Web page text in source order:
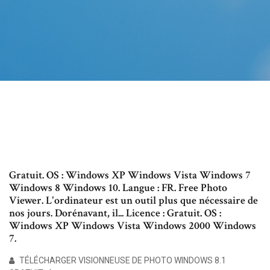
Gratuit. OS : Windows XP Windows Vista Windows 7
Windows 8 Windows 10. Langue : FR. Free Photo
Viewer. L'ordinateur est un outil plus que nécessaire de
nos jours. Dorénavant, il... Licence : Gratuit. OS :
Windows XP Windows Vista Windows 2000 Windows
7.
TÉLÉCHARGER VISIONNEUSE DE PHOTO WINDOWS 8.1